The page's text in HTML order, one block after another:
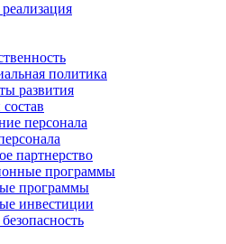
политика
развития
персонала
партнерство
программы
программы
инвестиции